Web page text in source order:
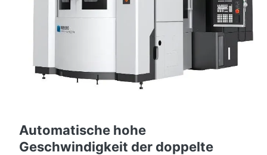
Automatische hohe
Geschwindigkeit der doppelte